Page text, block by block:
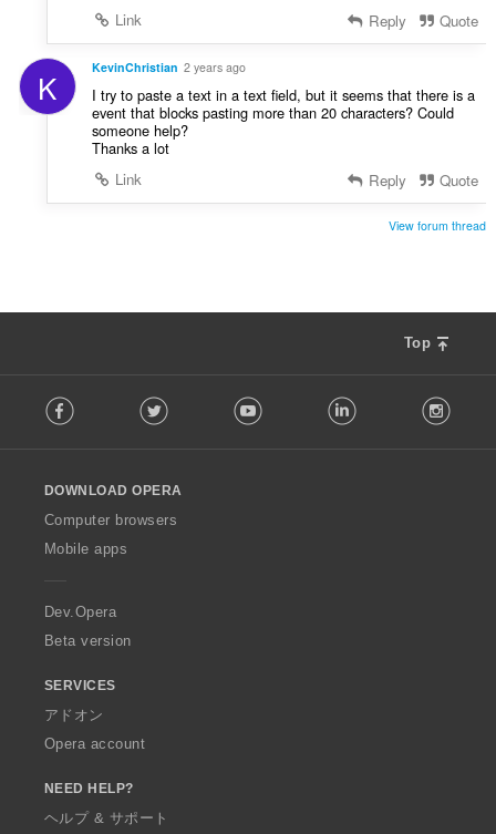
Link
Reply Quote
K KevinChristian 2 years ago
I try to paste a text in a text field, but it seems that there is a
event that blocks pasting more than 20 characters? Could
someone help?
Thanks a lot
Link
Reply Quote
View forum thread
Top
o
w
O
p
a
Facebook Twitter Youtube LinkedIn
DOWNLOAD OPERA
Computer browsers
Mobile apps
Dev.Opera
Beta version
SERVICES
アドオン
Opera account
NEED HELP?
ヘルプ & サポート